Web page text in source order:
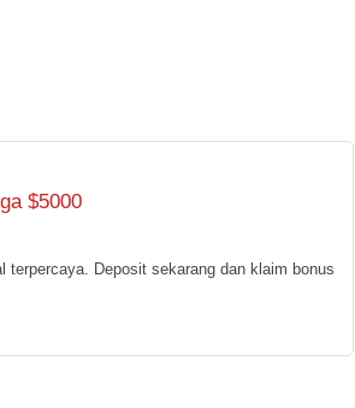
terpercaya. Deposit sekarang dan klaim bonus